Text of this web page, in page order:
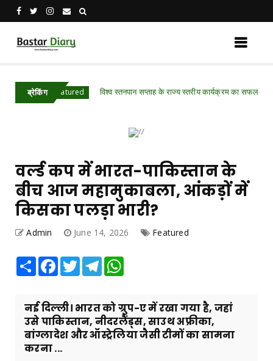
ब्रेकिंग
.Featured विश्व स्तनपान सप्ताह के राज्य स्तरीय कार्यक्रम का सफल आयोजन,
वर्ल्ड कप में भारत-पाकिस्तान के
बीच आज महामुकाबला, आंकड़ों में
किसका पलड़ा भारी?
Admin June 14, 2026 Featured
Share Facebook
TwitterTelegram
नई दिल्ली। भारत को ग्रुप-ए में रखा गया है, जहां
उसे पाकिस्तान, नीदरलैंड्स, साउथ अफ्रीका,
बांग्लादेश और ऑस्ट्रेलिया जैसी टीमों का सामना
करना ...